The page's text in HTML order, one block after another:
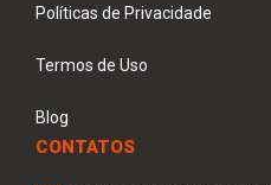
Políticas de Privacidade
Termos de Uso
Blog
CONTATOS